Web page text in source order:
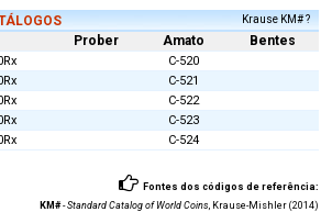
Krause KM# ?
Prober Amato Bentes
C-520
C-521
C-522
C-523
C-524
Fontes dos códigos de referência:
KM#-Standard Catalog of World Coins , Krause-Mishler (2014)